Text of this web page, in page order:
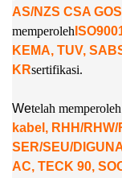
AS/NZS CSA
memperoleh
KEMA, TUV,
KRsertifikasi.
Wetelah
kabel, RHH/
SER/SEU/
AC, TECK 90,